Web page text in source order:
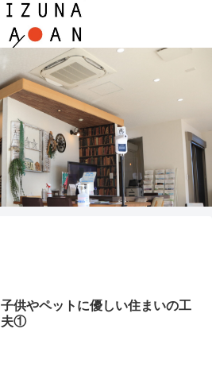
子供やペットに優しい住まいの工
夫①